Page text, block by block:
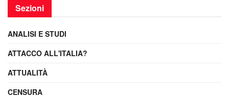
Sezioni
ANALISI E STUDI
ATTACCO ALL'ITALIA?
ATTUALITÀ
CENSURA